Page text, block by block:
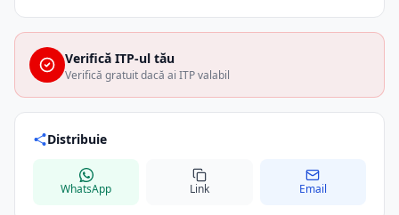
Verifică ITP-ul tău
Verifică gratuit dacă ai ITP valabil
Distribuie
WhatsApp Link Email